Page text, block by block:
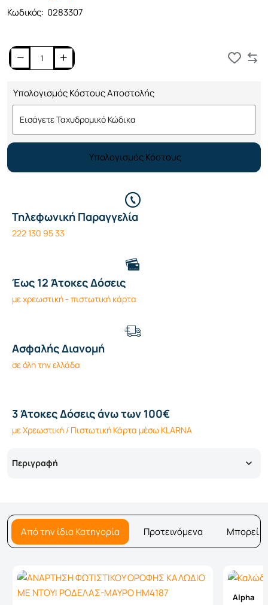
Κωδικός: 0283307
Υπολογισμός Κόστους Αποστολής
Υπολογισμός Κόστους
Τηλεφωνική Παραγγελία
222 130 95 33
Έως 12 Άτοκες Δόσεις
με χρεωστική - πιστωτική κάρτα
Ασφαλής Διανομή
σε όλη την ελλάδα
3 Άτοκες Δόσεις άνω των 100€
με Χρεωστική / Πιστωτική Κάρτα μέσω KLARNA
Περιγραφή
Από την ίδια Κατηγορία Προτεινόμενα Μπορεί
Alpha